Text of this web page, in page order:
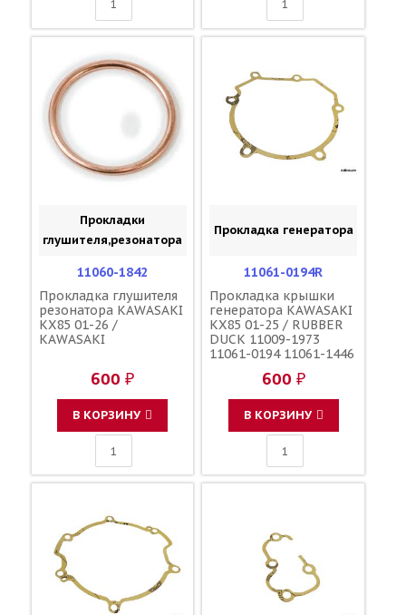
Прокладки
глушителя,резонатора
11060-1842
Прокладка глушителя
резонатора KAWASAKI
KX85 01-26 /
KAWASAKI
600 ₽
В КОРЗИНУ
Прокладка генератора
11061-0194R
Прокладка крышки
генератора KAWASAKI
KX85 01-25 / RUBBER
DUCK 11009-1973
11061-0194 11061-1446
600 ₽
В КОРЗИНУ